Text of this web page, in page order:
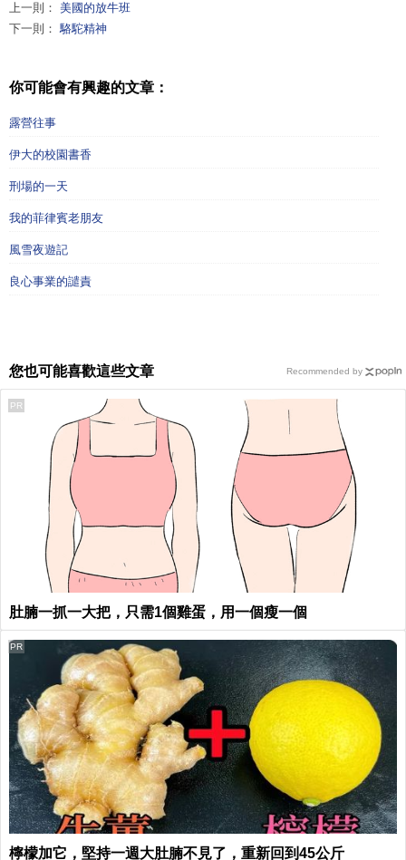
上一則： 美國的放牛班
下一則：駱駝精神
你可能會有興趣的文章：
露營往事
伊大的校園書香
刑場的一天
我的菲律賓老朋友
風雪夜遊記
良心事業的譴責
您也可能喜歡這些文章
肚腩一抓一大把，只需1個雞蛋，用一個瘦一個
PR
檸檬加它，堅持一週大肚腩不見了，重新回到45公斤
PR
Recommended by